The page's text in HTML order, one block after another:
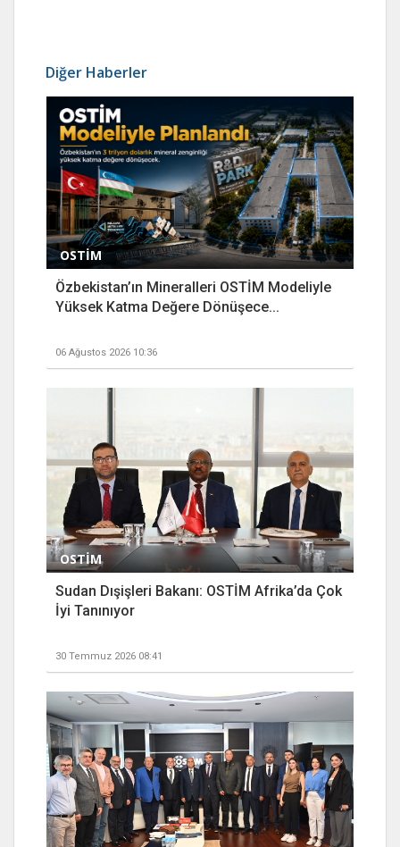
Diğer Haberler
OSTİM
Özbekistan’ın Mineralleri OSTİM Modeliyle
Yüksek Katma Değere Dönüşece...
06 Ağustos 2026 10:36
OSTİM
Sudan Dışişleri Bakanı: OSTİM Afrika’da Çok
İyi Tanınıyor
30 Temmuz 2026 08:41